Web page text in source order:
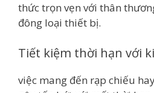
thức trọn vẹn với thân
đông loại thiết bị.
Tiết kiệm thời hạn với
việc mang đến rạp chiếu